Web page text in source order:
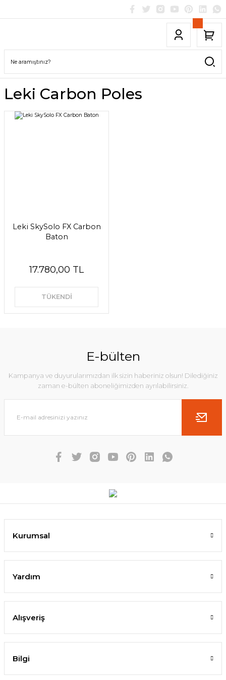
Leki Carbon Poles
Leki SkySolo FX Carbon
Baton
17.780,00 TL
TÜKENDİ
E-bülten
Kampanya ve duyurularımızdan ilk sizin haberiniz olsun! Dilediğiniz
zaman e-bülten aboneliğimizden ayrılabilirsiniz.
Kurumsal
Yardım
Alışveriş
Bilgi